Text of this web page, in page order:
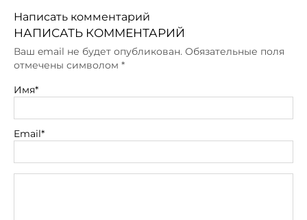
Написать комментарий
НАПИСАТЬ КОММЕНТАРИЙ
Ваш email не будет опубликован. Обязательные поля
отмечены символом *
Имя*
Email*